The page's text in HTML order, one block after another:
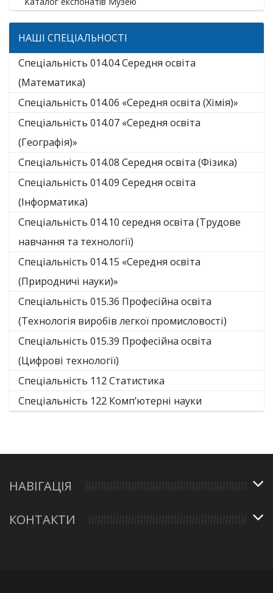
НАШІ СПЕЦІАЛЬНОСТІ
Спеціальність 014.04 Середня освіта
(Математика)
Спеціальність 014.06 «Середня освіта (Хімія)»
Спеціальність 014.07 «Середня освіта
(Географія)»
Спеціальність 014.08 Середня освіта (Фізика)
Спеціальність 014.09 Середня освіта
(Інформатика)
Спеціальність 014.10 середня освіта (Трудове
навчання та технології)
Спеціальність 014.15 «Середня освіта
(Природничі науки)»
Спеціальність 015.36 Професійна освіта
(Технологія виробів легкої промисловості)
Спеціальність 015.39 Професійна освіта
(Цифрові технології)
Спеціальність 112 Статистика
Спеціальність 122 Комп’ютерні науки
НАВІГАЦІЯ
КОНТАКТИ